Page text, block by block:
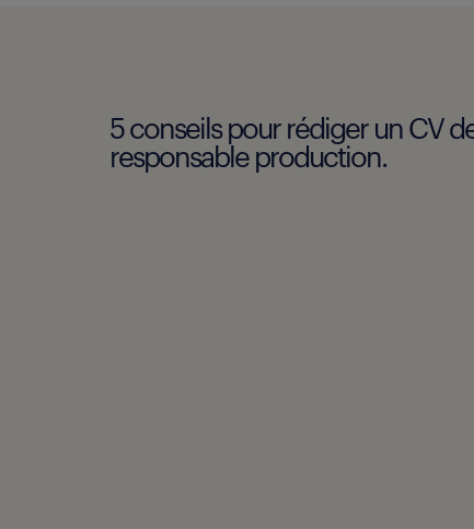
5 conseils pour rédiger un CV
responsable production.